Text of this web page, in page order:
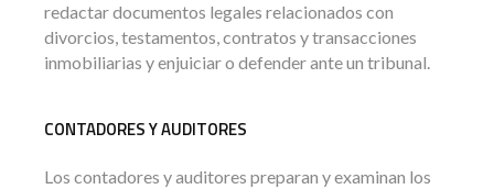
redactar documentos legales relacionados con
divorcios, testamentos, contratos y transacciones
inmobiliarias y enjuiciar o defender ante un tribunal.
CONTADORES Y AUDITORES
Los contadores y auditores preparan y examinan los